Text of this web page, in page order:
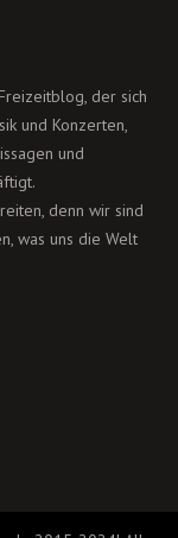
der sich
und Konzerten,
und
denn wir sind
was uns die Welt